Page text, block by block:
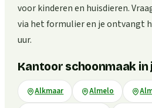
voor kinderen en huisdieren.
via het formulier en je ontvangt
uur.
Kantoor schoonmaak in
Alkmaar Almelo